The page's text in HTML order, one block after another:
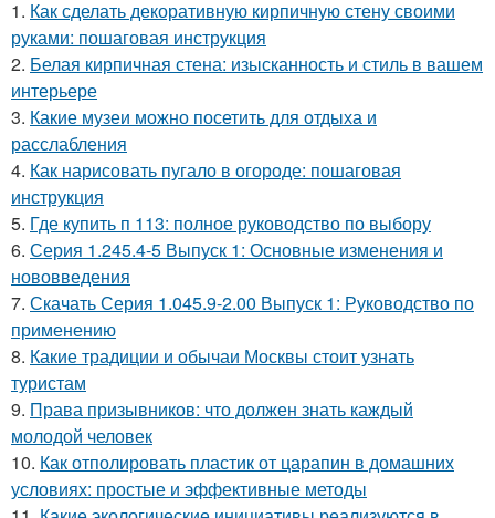
1. Как сделать декоративную кирпичную стену своими
руками: пошаговая инструкция
2. Белая кирпичная стена: изысканность и стиль в вашем
интерьере
3. Какие музеи можно посетить для отдыха и
расслабления
4. Как нарисовать пугало в огороде: пошаговая
инструкция
5. Где купить п 113: полное руководство по выбору
6. Серия 1.245.4-5 Выпуск 1: Основные изменения и
нововведения
7. Скачать Серия 1.045.9-2.00 Выпуск 1: Руководство по
применению
8. Какие традиции и обычаи Москвы стоит узнать
туристам
9. Права призывников: что должен знать каждый
молодой человек
10. Как отполировать пластик от царапин в домашних
условиях: простые и эффективные методы